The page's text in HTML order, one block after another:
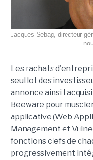
Jacques Sebag, directeur
Les rachats
seul lot des
annonce ainsi
Beeware pour
applicative (Web
Management et
fonctions clefs de
progressivement